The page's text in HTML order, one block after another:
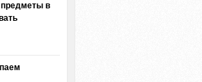
предметы в